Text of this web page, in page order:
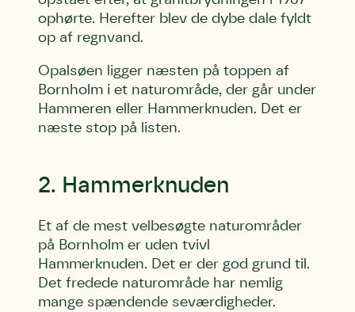
ophørte. Herefter blev de dybe dale fyldt
op af regnvand.
Opalsøen ligger næsten på toppen af
Bornholm i et naturområde, der går under
Hammeren eller Hammerknuden. Det er
næste stop på listen.
2. Hammerknuden
Et af de mest velbesøgte naturområder
på Bornholm er uden tvivl
Hammerknuden. Det er der god grund til.
Det fredede naturområde har nemlig
mange spændende seværdigheder.